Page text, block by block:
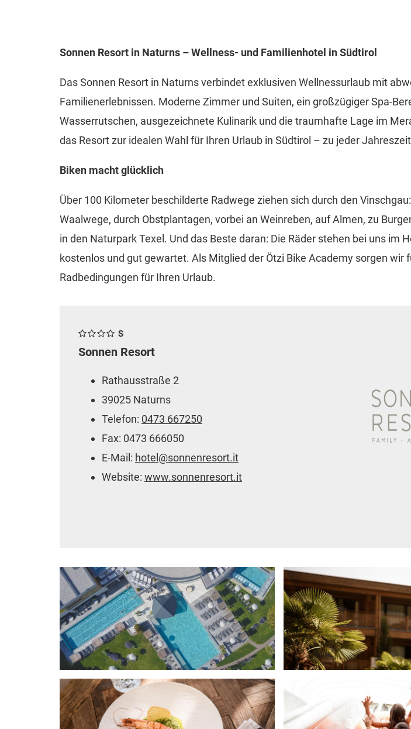
Sonnen Resort in Naturns – Wellness- und Familienhotel in Südtirol
Das Sonnen Resort in Naturns verbindet exklusiven Wellnessurlaub mit
Familienerlebnissen. Moderne Zimmer und Suiten, ein großzügiger Spa-
Wasserrutschen, ausgezeichnete Kulinarik und die traumhafte Lage im
das Resort zur idealen Wahl für Ihren Urlaub in Südtirol – zu jeder
Biken macht glücklich
Über 100 Kilometer beschilderte Radwege ziehen sich durch den
Waalwege, durch Obstplantagen, vorbei an Weinreben, auf Almen, zu
in den Naturpark Texel. Und das Beste daran: Die Räder stehen bei uns im
kostenlos und gut gewartet. Als Mitglied der Ötzi Bike Academy sorgen wir
Radbedingungen für Ihren Urlaub.
S
Sonnen Resort
Rathausstraße 2
39025 Naturns
Telefon: 0473 667250
Fax: 0473 666050
E-Mail: hotel@sonnenresort.it
Website: www.sonnenresort.it